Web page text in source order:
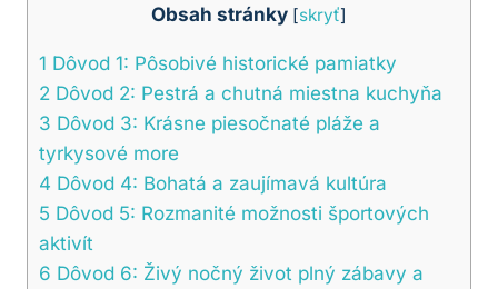
Obsah stránky [skryť]
1 Dôvod 1: Pôsobivé historické pamiatky
2 Dôvod 2: Pestrá a chutná miestna kuchyňa
3 Dôvod 3: Krásne piesočnaté pláže a
tyrkysové more
4 Dôvod 4: Bohatá a zaujímavá kultúra
5 Dôvod 5: Rozmanité možnosti športových
aktivít
6 Dôvod 6: Živý nočný život plný zábavy a